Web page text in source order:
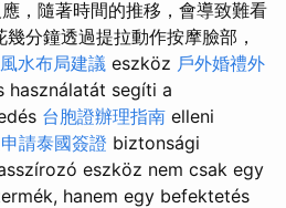
，隨著時間的推移，會導致難看
分鐘透過提拉動作按摩臉部，
水布局建議 eszköz 戶外婚禮外
használatát segíti a
台胞證辦理指南 elleni
請泰國簽證 biztonsági
eszköz nem csak egy
hanem egy befektetés